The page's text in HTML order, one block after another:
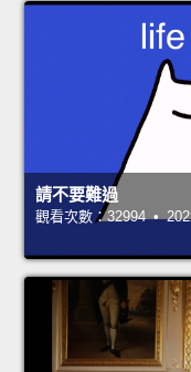
請不要難過
觀看次數：32994 •